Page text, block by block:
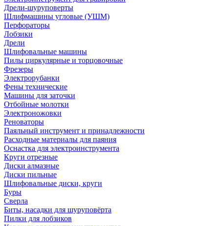
Дрели-шуруповерты
Шлифмашины угловые (УШМ)
Перфораторы
Лобзики
Дрели
Шлифовальные машины
Пилы циркулярные и торцовочные
Фрезеры
Электрорубанки
Фены технические
Машины для заточки
Отбойные молотки
Электроножовки
Реноваторы
Паяльный инструмент и принадлежности
Расходные материалы для паяния
Оснастка для электроинструмента
Круги отрезные
Диски алмазные
Диски пильные
Шлифовальные диски, круги
Буры
Сверла
Биты, насадки для шуруповёрта
Пилки для лобзиков